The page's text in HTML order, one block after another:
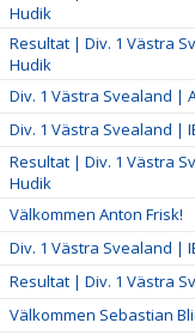
Hudik
Resultat | Div. 1 Västra
Hudik
Div. 1 Västra Svealand |
Div. 1 Västra Svealand |
Resultat | Div. 1 Västra
Hudik
Välkommen Anton Frisk!
Div. 1 Västra Svealand |
Resultat | Div. 1 Västra
Välkommen Sebastian